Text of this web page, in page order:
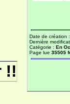
!!
Date de création
Dernière
Catégorie : En
Page lue 35505